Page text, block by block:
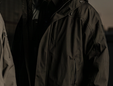
effet, porter
stylé et à la
faire votre